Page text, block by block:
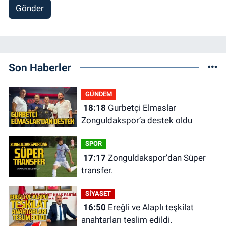
Gönder
Son Haberler
GÜNDEM
18:18
Zonguldakspor’a destek oldu
SPOR
17:17
transfer.
SİYASET
16:50
anahtarları teslim edildi.